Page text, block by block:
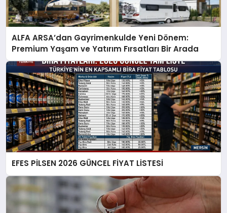
ALFA ARSA’dan Gayrimenkulde Yeni Dönem:
Premium Yaşam ve Yatırım Fırsatları Bir Arada
EFES PİLSEN 2026 GÜNCEL FİYAT LİSTESİ